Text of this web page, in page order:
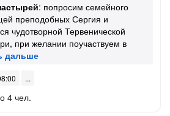
: попросим семейного
преподобных Сергия и
чудотворной Тервенической
при желании поучаствуем в
4 чел.